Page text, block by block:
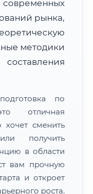
дней
и просмотра
рынка,
методики
по
отличная
хочет сменить
получить
в области
вам прочную
и откроет
роста.